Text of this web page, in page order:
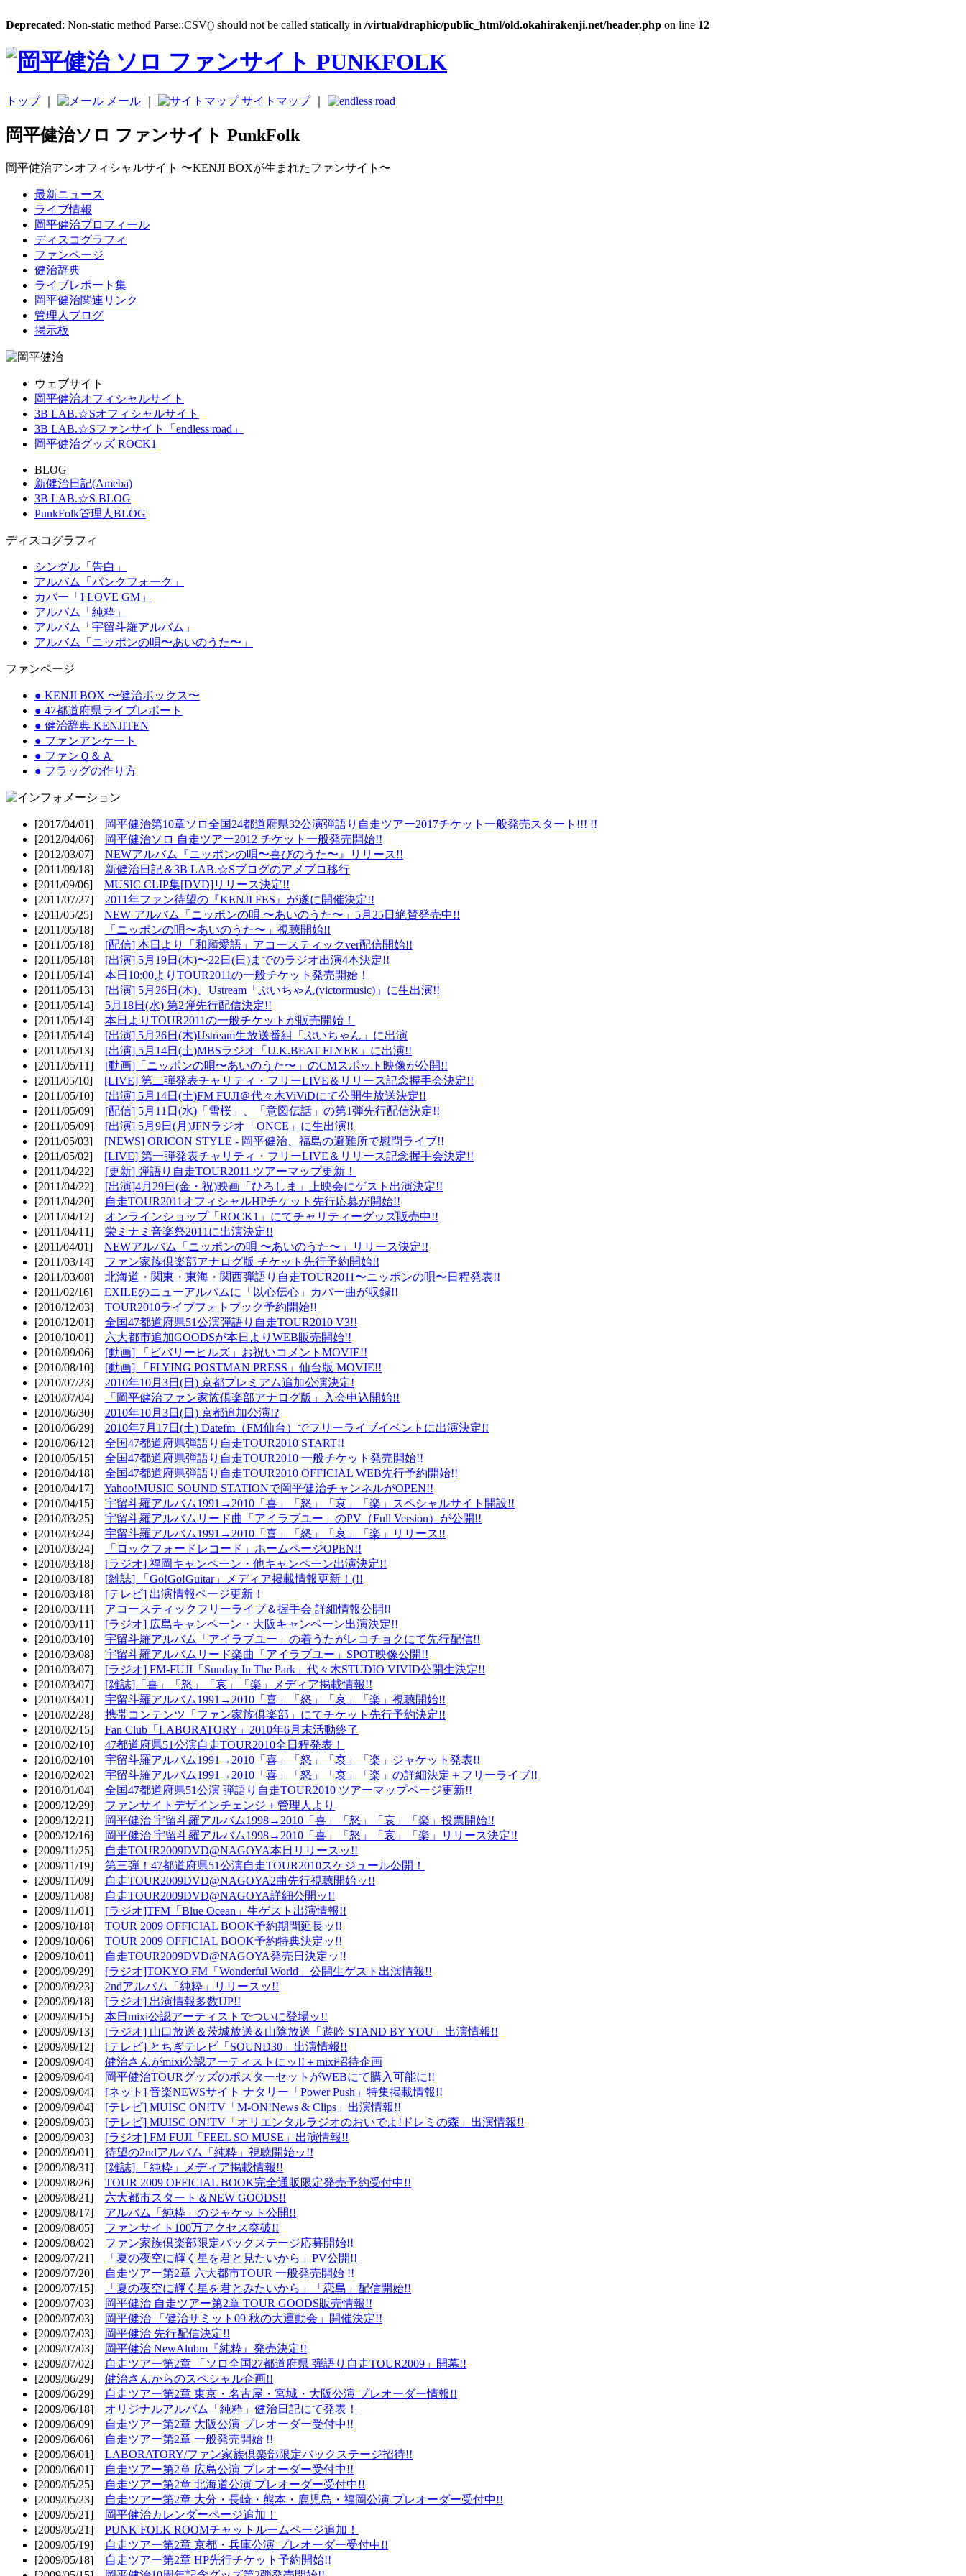
Deprecated: Non-static method Parse::CSV() should not be called statically in /virtual/draphic/public_html/old.okahirakenji.net/header.php on line 12
トップ｜ メール サイトマップ｜
岡平健治ソロ ファンサイト PunkFolk
岡平健治アンオフィシャルサイト 〜KENJI BOXが生まれたファンサイト〜
最新ニュース
ライブ情報
岡平健治プロフィール
ディスコグラフィ
ファンページ
健治辞典
ライブレポート集
岡平健治関連リンク
管理人ブログ
掲示板
ウェブサイト
岡平健治オフィシャルサイト
3B LAB.☆Sオフィシャルサイト
3B LAB.☆Sファンサイト「endless road」
岡平健治グッズ ROCK1
BLOG
新健治日記(Ameba)
3B LAB.☆S BLOG
PunkFolk管理人BLOG
ディスコグラフィ
シングル「告白」
アルバム「パンクフォーク」
カバー「I LOVE GM」
アルバム「純粋」
アルバム「宇留斗羅アルバム」
アルバム「ニッポンの唄〜あいのうた〜」
ファンページ
● KENJI BOX 〜健治ボックス〜
● 47都道府県ライブレポート
● 健治辞典 KENJITEN
● ファンアンケート
● ファンＱ＆Ａ
● フラッグの作り方
[2017/04/01]
岡平健治第10章ソロ全国24都道府県32公演弾語り自走ツアー2017チケット一般発売スタート!!! !!
[2012/04/06]
岡平健治ソロ 自走ツアー2012 チケット一般発売開始!!
[2012/03/07] NEWアルバム『ニッポンの唄〜喜びのうた〜』リリース!!
[2011/09/18] 新健治日記＆3B LAB.☆Sブログのアメブロ移行
[2011/09/06] MUSIC CLIP集[DVD]リリース決定!!
[2011/07/27] 2011年ファン待望の『KENJI FES』が遂に開催決定!!
[2011/05/25] NEW アルバム「ニッポンの唄 〜あいのうた〜」5月25日絶賛発売中!!
[2011/05/18]
「ニッポンの唄〜あいのうた〜」視聴開始!!
[2011/05/18] [配信] 本日より「和願愛語」アコースティックver配信開始!!
[2011/05/18] [出演] 5月19日(木)〜22日(日)までのラジオ出演4本決定!!
[2011/05/14] 本日10:00よりTOUR2011の一般チケット発売開始！
[2011/05/13] [出演] 5月26日(木)、Ustream「ぶいちゃん(victormusic)」に生出演!!
[2011/05/14] 5月18日(水) 第2弾先行配信決定!!
[2011/05/14] 本日よりTOUR2011の一般チケットが販売開始！
[2011/05/14] [出演] 5月26日(木)Ustream生放送番組「ぶいちゃん」に出演
[2011/05/13] [出演] 5月14日(土)MBSラジオ「U.K.BEAT FLYER」に出演!!
[2011/05/11] [動画]「ニッポンの唄〜あいのうた〜」のCMスポット映像が公開!!
[2011/05/10] [LIVE] 第二弾発表チャリティ・フリーLIVE＆リリース記念握手会決定!!
[2011/05/10] [出演] 5月14日(土)FM FUJI＠代々木ViViDにて公開生放送決定!!
[2011/05/09] [配信] 5月11日(水)「雪桜」、「意図伝話」の第1弾先行配信決定!!
[2011/05/09] [出演] 5月9日(月)JFNラジオ「ONCE」に生出演!!
[2011/05/03] [NEWS] ORICON STYLE - 岡平健治、福島の避難所で慰問ライブ!!
[2011/05/02] [LIVE] 第一弾発表チャリティ・フリーLIVE＆リリース記念握手会決定!!
[2011/04/22] [更新] 弾語り自走TOUR2011 ツアーマップ更新！
[2011/04/22] [出演]4月29日(金・祝)映画「ひろしま」上映会にゲスト出演決定!!
[2011/04/20]
自走TOUR2011オフィシャルHPチケット先行応募が開始!!
[2011/04/12] オンラインショップ「ROCK1」にてチャリティーグッズ販売中!!
[2011/04/11] 栄ミナミ音楽祭2011に出演決定!!
[2011/04/01] NEWアルバム「ニッポンの唄 〜あいのうた〜」リリース決定!!
[2011/03/14] ファン家族倶楽部アナログ版 チケット先行予約開始!!
[2011/03/08] 北海道・関東・東海・関西弾語り自走TOUR2011〜ニッポンの唄〜日程発表!!
[2011/02/16] EXILEのニューアルバムに「以心伝心」カバー曲が収録!!
[2010/12/03] TOUR2010ライブフォトブック予約開始!!
[2010/12/01] 全国47都道府県51公演弾語り自走TOUR2010 V3!!
[2010/10/01] 六大都市追加GOODSが本日よりWEB販売開始!!
[2010/09/06] [動画] 「ビバリーヒルズ」お祝いコメントMOVIE!!
[2010/08/10] [動画] 「FLYING POSTMAN PRESS」仙台版 MOVIE!!
[2010/07/23] 2010年10月3日(日) 京都プレミアム追加公演決定!
[2010/07/04]
「岡平健治ファン家族倶楽部アナログ版」入会申込開始!!
[2010/06/30] 2010年10月3日(日) 京都追加公演!?
[2010/06/29] 2010年7月17日(土) Datefm（FM仙台）でフリーライブイベントに出演決定!!
[2010/06/12] 全国47都道府県弾語り自走TOUR2010 START!!
[2010/05/15] 全国47都道府県弾語り自走TOUR2010 一般チケット発売開始!!
[2010/04/18] 全国47都道府県弾語り自走TOUR2010 OFFICIAL WEB先行予約開始!!
[2010/04/17] Yahoo!MUSIC SOUND STATIONで岡平健治チャンネルがOPEN!!
[2010/04/15] 宇留斗羅アルバム1991→2010「喜」「怒」「哀」「楽」スペシャルサイト開設!!
[2010/03/25] 宇留斗羅アルバムリード曲「アイラブユー」のPV（Full Version）が公開!!
[2010/03/24] 宇留斗羅アルバム1991→2010「喜」「怒」「哀」「楽」リリース!!
[2010/03/24]
「ロックフォードレコード」ホームページOPEN!!
[2010/03/18] [ラジオ] 福岡キャンペーン・他キャンペーン出演決定!!
[2010/03/18] [雑誌] 「Go!Go!Guitar」メディア掲載情報更新！(!!
[2010/03/18] [テレビ] 出演情報ページ更新！
[2010/03/11] アコースティックフリーライブ＆握手会 詳細情報公開!!
[2010/03/11] [ラジオ] 広島キャンペーン・大阪キャンペーン出演決定!!
[2010/03/10] 宇留斗羅アルバム「アイラブユー」の着うたがレコチョクにて先行配信!!
[2010/03/08] 宇留斗羅アルバムリード楽曲「アイラブユー」SPOT映像公開!!
[2010/03/07] [ラジオ] FM-FUJI「Sunday In The Park」代々木STUDIO VIVID公開生決定!!
[2010/03/07] [雑誌]「喜」「怒」「哀」「楽」メディア掲載情報!!
[2010/03/01] 宇留斗羅アルバム1991→2010「喜」「怒」「哀」「楽」視聴開始!!
[2010/02/28] 携帯コンテンツ「ファン家族倶楽部」にてチケット先行予約決定!!
[2010/02/15] Fan Club「LABORATORY」2010年6月末活動終了
[2010/02/10] 47都道府県51公演自走TOUR2010全日程発表！
[2010/02/10] 宇留斗羅アルバム1991→2010「喜」「怒」「哀」「楽」ジャケット発表!!
[2010/02/02] 宇留斗羅アルバム1991→2010「喜」「怒」「哀」「楽」の詳細決定＋フリーライブ!!
[2010/01/04] 全国47都道府県51公演 弾語り自走TOUR2010 ツアーマップページ更新!!
[2009/12/29] ファンサイトデザインチェンジ＋管理人より
[2009/12/21]
岡平健治 宇留斗羅アルバム1998→2010「喜」「怒」「哀」「楽」投票開始!!
[2009/12/16]
岡平健治 宇留斗羅アルバム1998→2010「喜」「怒」「哀」「楽」リリース決定!!
[2009/11/25]
自走TOUR2009DVD@NAGOYA本日リリースッ!!
[2009/11/19] 第三弾！47都道府県51公演自走TOUR2010スケジュール公開！
[2009/11/09]
自走TOUR2009DVD@NAGOYA2曲先行視聴開始ッ!!
[2009/11/08]
自走TOUR2009DVD@NAGOYA詳細公開ッ!!
[2009/11/01] [ラジオ]TFM「Blue Ocean」生ゲスト出演情報!!
[2009/10/18] TOUR 2009 OFFICIAL BOOK予約期間延長ッ!!
[2009/10/06] TOUR 2009 OFFICIAL BOOK予約特典決定ッ!!
[2009/10/01]
自走TOUR2009DVD@NAGOYA発売日決定ッ!!
[2009/09/29] [ラジオ]TOKYO FM「Wonderful World」公開生ゲスト出演情報!!
[2009/09/23] 2ndアルバム「純粋」リリースッ!!
[2009/09/18] [ラジオ] 出演情報多数UP!!
[2009/09/15] 本日mixi公認アーティストでついに登場ッ!!
[2009/09/13] [ラジオ] 山口放送＆茨城放送＆山陰放送「遊吟 STAND BY YOU」出演情報!!
[2009/09/12] [テレビ] とちぎテレビ「SOUND30」出演情報!!
[2009/09/04] 健治さんがmixi公認アーティストにッ!!＋mixi招待企画
[2009/09/04]
岡平健治TOURグッズのポスターセットがWEBにて購入可能に!!
[2009/09/04] [ネット] 音楽NEWSサイト ナタリー「Power Push」特集掲載情報!!
[2009/09/04] [テレビ] MUISC ON!TV「M-ON!News & Clips」出演情報!!
[2009/09/03] [テレビ] MUISC ON!TV「オリエンタルラジオのおいでよ!ドレミの森」出演情報!!
[2009/09/03] [ラジオ] FM FUJI「FEEL SO MUSE」出演情報!!
[2009/09/01] 待望の2ndアルバム「純粋」視聴開始ッ!!
[2009/08/31] [雑誌] 「純粋」メディア掲載情報!!
[2009/08/26] TOUR 2009 OFFICIAL BOOK完全通販限定発売予約受付中!!
[2009/08/21] 六大都市スタート＆NEW GOODS!!
[2009/08/17] アルバム「純粋」のジャケット公開!!
[2009/08/05] ファンサイト100万アクセス突破!!
[2009/08/02] ファン家族倶楽部限定バックステージ応募開始!!
[2009/07/21]
「夏の夜空に輝く星を君と見たいから」PV公開!!
[2009/07/20]
自走ツアー第2章 六大都市TOUR 一般発売開始 !!
[2009/07/15]
「夏の夜空に輝く星を君とみたいから」「恋島」配信開始!!
[2009/07/03]
岡平健治 自走ツアー第2章 TOUR GOODS販売情報!!
[2009/07/03]
岡平健治 「健治サミット09 秋の大運動会」開催決定!!
[2009/07/03]
岡平健治 先行配信決定!!
[2009/07/03]
岡平健治 NewAlubm『純粋』発売決定!!
[2009/07/02]
自走ツアー第2章 「ソロ全国27都道府県 弾語り自走TOUR2009」開幕!!
[2009/06/29] 健治さんからのスペシャル企画!!
[2009/06/29]
自走ツアー第2章 東京・名古屋・宮城・大阪公演 プレオーダー情報!!
[2009/06/18] オリジナルアルバム「純粋」健治日記にて発表！
[2009/06/09]
自走ツアー第2章 大阪公演 プレオーダー受付中!!
[2009/06/06]
自走ツアー第2章 一般発売開始 !!
[2009/06/01] LABORATORY/ファン家族倶楽部限定バックステージ招待!!
[2009/06/01]
自走ツアー第2章 広島公演 プレオーダー受付中!!
[2009/05/25]
自走ツアー第2章 北海道公演 プレオーダー受付中!!
[2009/05/23]
自走ツアー第2章 大分・長崎・熊本・鹿児島・福岡公演 プレオーダー受付中!!
[2009/05/21]
岡平健治カレンダーページ追加！
[2009/05/21] PUNK FOLK ROOMチャットルームページ追加！
[2009/05/19]
自走ツアー第2章 京都・兵庫公演 プレオーダー受付中!!
[2009/05/18]
自走ツアー第2章 HP先行チケット予約開始!!